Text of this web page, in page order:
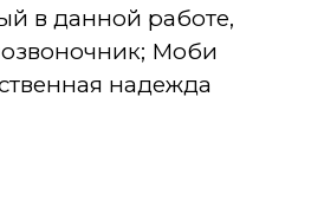
в данной работе,
Моби
надежда